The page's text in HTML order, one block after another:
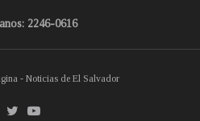
2246-0616
- Noticias de El Salvador